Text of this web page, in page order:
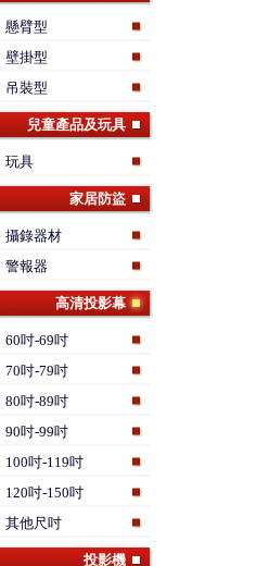
懸臂型
壁掛型
吊裝型
兒童產品及玩具
玩具
家居防盜
攝錄器材
警報器
高清投影幕
60吋-69吋
70吋-79吋
80吋-89吋
90吋-99吋
100吋-119吋
120吋-150吋
其他尺吋
投影機